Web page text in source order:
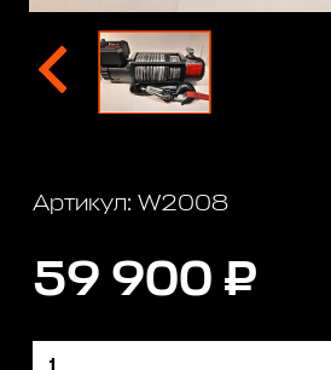
Артикул: W2008
59 900 ₽